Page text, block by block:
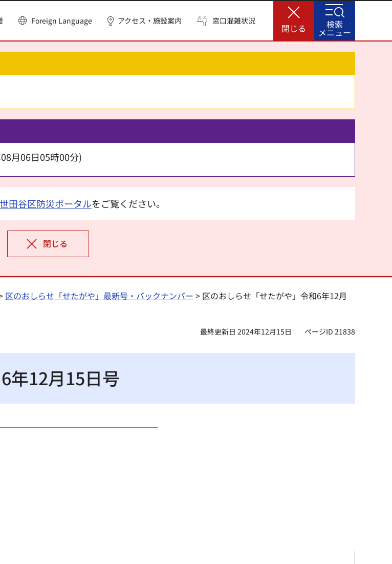
Foreign Language アクセス・施設案内 窓口混雑状況
閉じる
月06日05時00分)
世田谷区防災ポータルをご覧ください。
閉じる
検索
メニュー
区のおしらせ「せたがや」最新号・バックナンバー > 区のおしらせ「せたがや」令和6年12月
最終更新日 2024年12月15日 ページID 21838
年12月15日号